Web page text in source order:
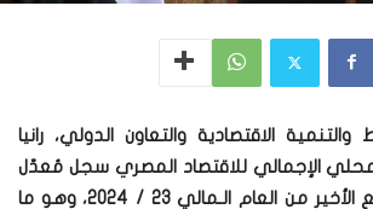
الاقتصادية والتعاون الدولي، رانيا
الإجمالي للاقتصاد المصري سجل مُعدّل
نمو 2.4 % خلال الربع الأخير من العام الـمالي 23 / 2024، وهو ما